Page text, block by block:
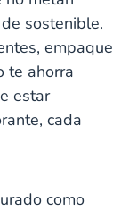
sostenible.
empaque
te ahorra
estar
cada
como